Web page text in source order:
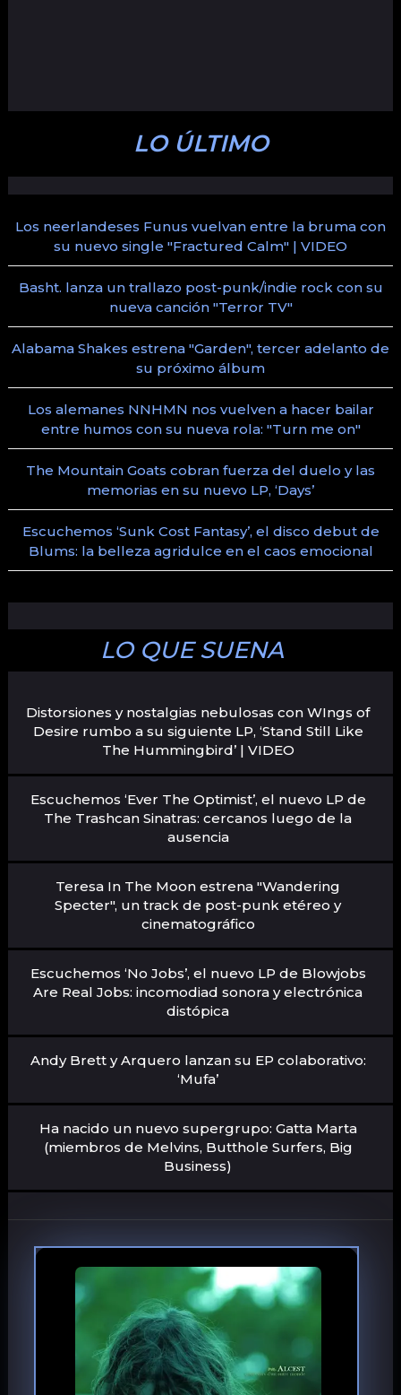
LO ÚLTIMO
Los neerlandeses Funus vuelvan entre la bruma con
su nuevo single "Fractured Calm" | VIDEO
Basht. lanza un trallazo post-punk/indie rock con su
nueva canción "Terror TV"
Alabama Shakes estrena "Garden", tercer adelanto de
su próximo álbum
Los alemanes NNHMN nos vuelven a hacer bailar
entre humos con su nueva rola: "Turn me on"
The Mountain Goats cobran fuerza del duelo y las
memorias en su nuevo LP, ‘Days’
Escuchemos ‘Sunk Cost Fantasy’, el disco debut de
Blums: la belleza agridulce en el caos emocional
LO QUE SUENA
Distorsiones y nostalgias nebulosas con WIngs of
Desire rumbo a su siguiente LP, ‘Stand Still Like
The Hummingbird’ | VIDEO
Escuchemos ‘Ever The Optimist’, el nuevo LP de
The Trashcan Sinatras: cercanos luego de la
ausencia
Teresa In The Moon estrena "Wandering
Specter", un track de post-punk etéreo y
cinematográfico
Escuchemos ‘No Jobs’, el nuevo LP de Blowjobs
Are Real Jobs: incomodiad sonora y electrónica
distópica
Andy Brett y Arquero lanzan su EP colaborativo:
‘Mufa’
Ha nacido un nuevo supergrupo: Gatta Marta
(miembros de Melvins, Butthole Surfers, Big
Business)